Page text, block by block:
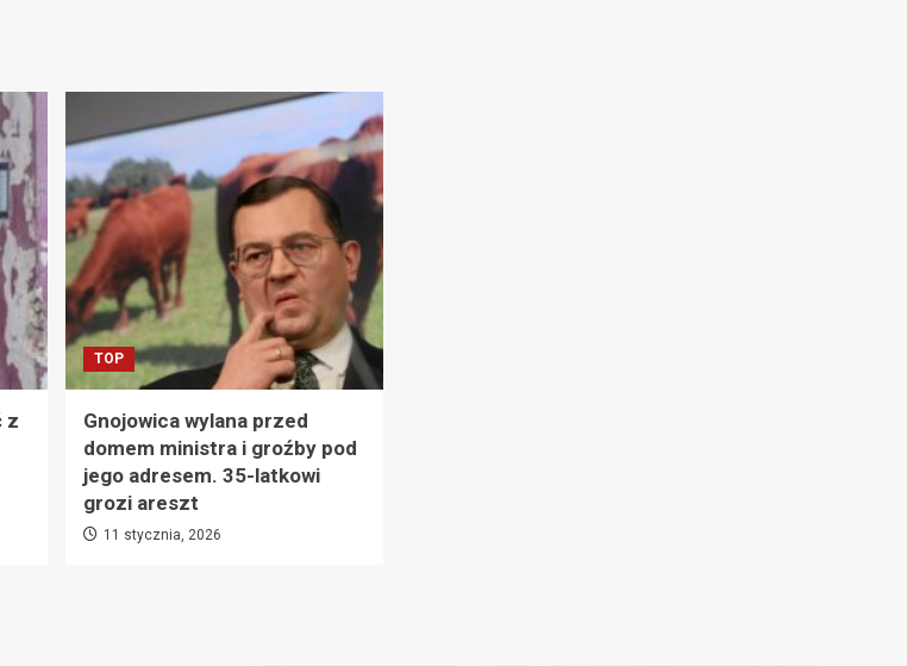
z
TOP
Gnojowica wylana przed
domem ministra i groźby pod
jego adresem. 35-latkowi
grozi areszt
11 stycznia, 2026